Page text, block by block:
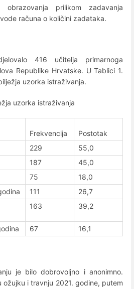
prilikom zadavanja
računa o količini zadataka.
416 učitelja primarnoga
Republike Hrvatske. U Tablici 1.
uzorka istraživanja.
uzorka istraživanja
Frekvencija
Postotak
229
55,0
187
45,0
75
18,0
111
26,7
163 39,2
67 16,1
je bilo dobrovoljno i anonimno.
ožujku i travnju 2021. godine, putem